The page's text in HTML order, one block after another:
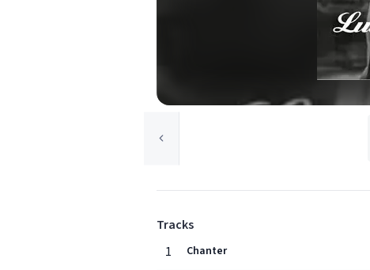
Tracks
1
Chanter